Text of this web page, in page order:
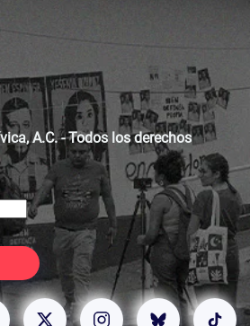
A.C. - Todos los derechos